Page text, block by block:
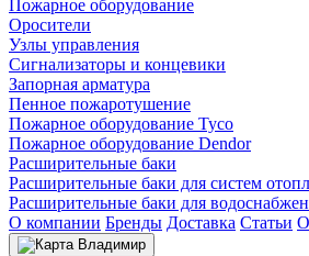
Пожарное оборудование
Оросители
Узлы управления
Сигнализаторы и концевики
Запорная арматура
Пенное пожаротушение
Пожарное оборудование Tyco
Пожарное оборудование Dendor
Расширительные баки
Расширительные баки для систем
Расширительные баки для
О компании Бренды Доставка Статьи
Владимир